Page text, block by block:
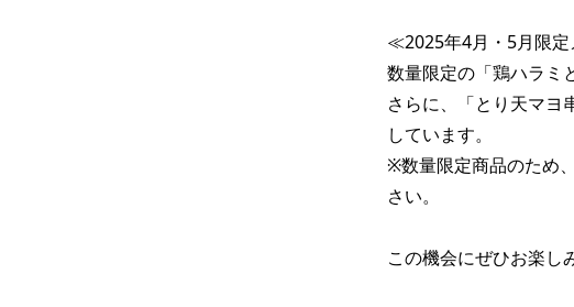
≪2025年4月・5月限
数量限定の「鶏ハラミ
さらに、「とり天マヨ
しています。
※数量限定商品のため
さい。
この機会にぜひお楽し